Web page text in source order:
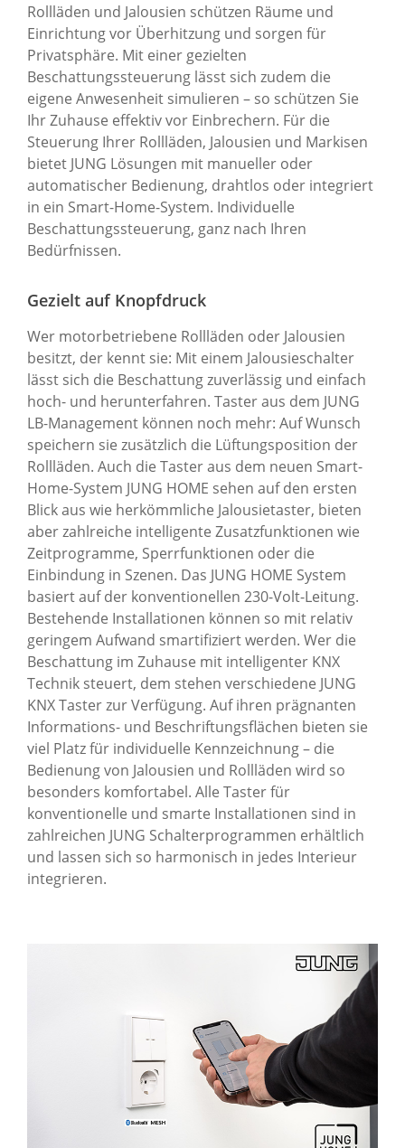
Rollläden und Jalousien schützen Räume und
Einrichtung vor Überhitzung und sorgen für
Privatsphäre. Mit einer gezielten
Beschattungssteuerung lässt sich zudem die
eigene Anwesenheit simulieren – so schützen Sie
Ihr Zuhause effektiv vor Einbrechern. Für die
Steuerung Ihrer Rollläden, Jalousien und Markisen
bietet JUNG Lösungen mit manueller oder
automatischer Bedienung, drahtlos oder integriert
in ein Smart-Home-System. Individuelle
Beschattungssteuerung, ganz nach Ihren
Bedürfnissen.
Gezielt auf Knopfdruck
Wer motorbetriebene Rollläden oder Jalousien
besitzt, der kennt sie: Mit einem Jalousieschalter
lässt sich die Beschattung zuverlässig und einfach
hoch- und herunterfahren. Taster aus dem JUNG
LB-Management können noch mehr: Auf Wunsch
speichern sie zusätzlich die Lüftungsposition der
Rollläden. Auch die Taster aus dem neuen Smart-
Home-System JUNG HOME sehen auf den ersten
Blick aus wie herkömmliche Jalousietaster, bieten
aber zahlreiche intelligente Zusatzfunktionen wie
Zeitprogramme, Sperrfunktionen oder die
Einbindung in Szenen. Das JUNG HOME System
basiert auf der konventionellen 230-Volt-Leitung.
Bestehende Installationen können so mit relativ
geringem Aufwand smartifiziert werden. Wer die
Beschattung im Zuhause mit intelligenter KNX
Technik steuert, dem stehen verschiedene JUNG
KNX Taster zur Verfügung. Auf ihren prägnanten
Informations- und Beschriftungsflächen bieten sie
viel Platz für individuelle Kennzeichnung – die
Bedienung von Jalousien und Rollläden wird so
besonders komfortabel. Alle Taster für
konventionelle und smarte Installationen sind in
zahlreichen JUNG Schalterprogrammen erhältlich
und lassen sich so harmonisch in jedes Interieur
integrieren.